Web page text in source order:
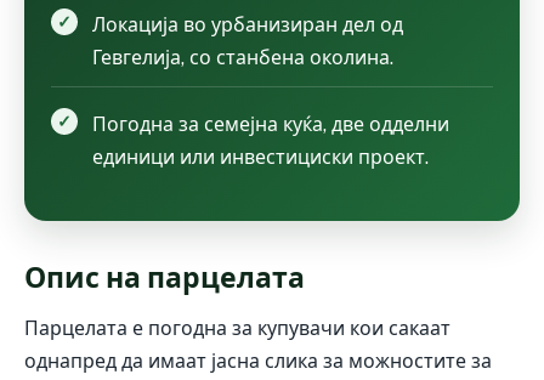
Локација во урбанизиран дел од
Гевгелија, со станбена околина.
Погодна за семејна куќа, две одделни
единици или инвестициски проект.
Опис на парцелата
Парцелата е погодна за купувачи кои сакаат
однапред да имаат јасна слика за можностите за